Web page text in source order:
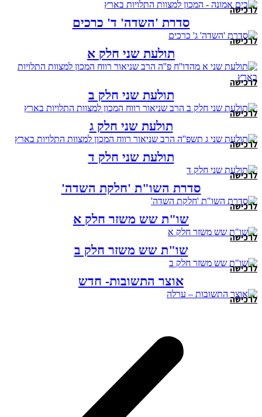
לרכישה
סדרת 'השדה' ד' כרכים
לרכישה
תולעת שני חלק א
לרכישה
תולעת שני חלק ב
לרכישה
תולעת שני חלק ג
לרכישה
תולעת שני חלק ד
לרכישה
סדרת השו"ת 'חלקת השדה'
לרכישה
שו"ת שש משזר חלק א
לרכישה
שו"ת שש משזר חלק ב
לרכישה
אוצר התשובות- חדש
לרכישה